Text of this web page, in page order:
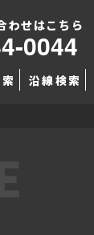
わせはこちら
0044
沿線検索